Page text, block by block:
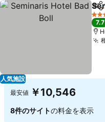
人気施設
シ
4 ホ
7.7
最安値 ￥10,546
8件のサイトの料金を表示